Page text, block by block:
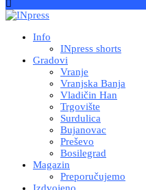
Info
INpress shorts
Gradovi
Vranje
Vranjska Banja
Vladičin Han
Trgovište
Surdulica
Bujanovac
Preševo
Bosilegrad
Magazin
Preporučujemo